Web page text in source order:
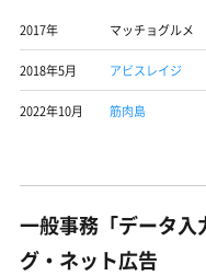
2017年 マッチョグルメ
2018年5月 アビスレイジ
2022年10月 筋肉島
一般事務「データ
グ・ネット広告